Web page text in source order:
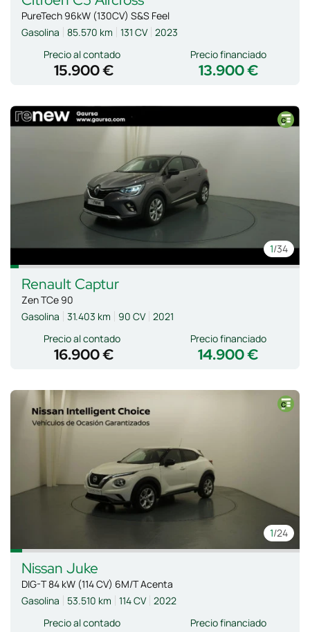
PureTech 96kW (130CV) S&S Feel
Gasolina
85.570 km 131 CV 2023
Precio al contado
15.900 € 13.900 €
Precio financiado
1/34
Renault Captur
Zen TCe 90
Gasolina
31.403 km 90 CV 2021
Precio al contado
16.900 € 14.900 €
Precio financiado
1/24
Nissan Juke
DIG-T 84 kW (114 CV) 6M/T Acenta
Gasolina
53.510 km 114 CV 2022
Precio al contado
Precio financiado